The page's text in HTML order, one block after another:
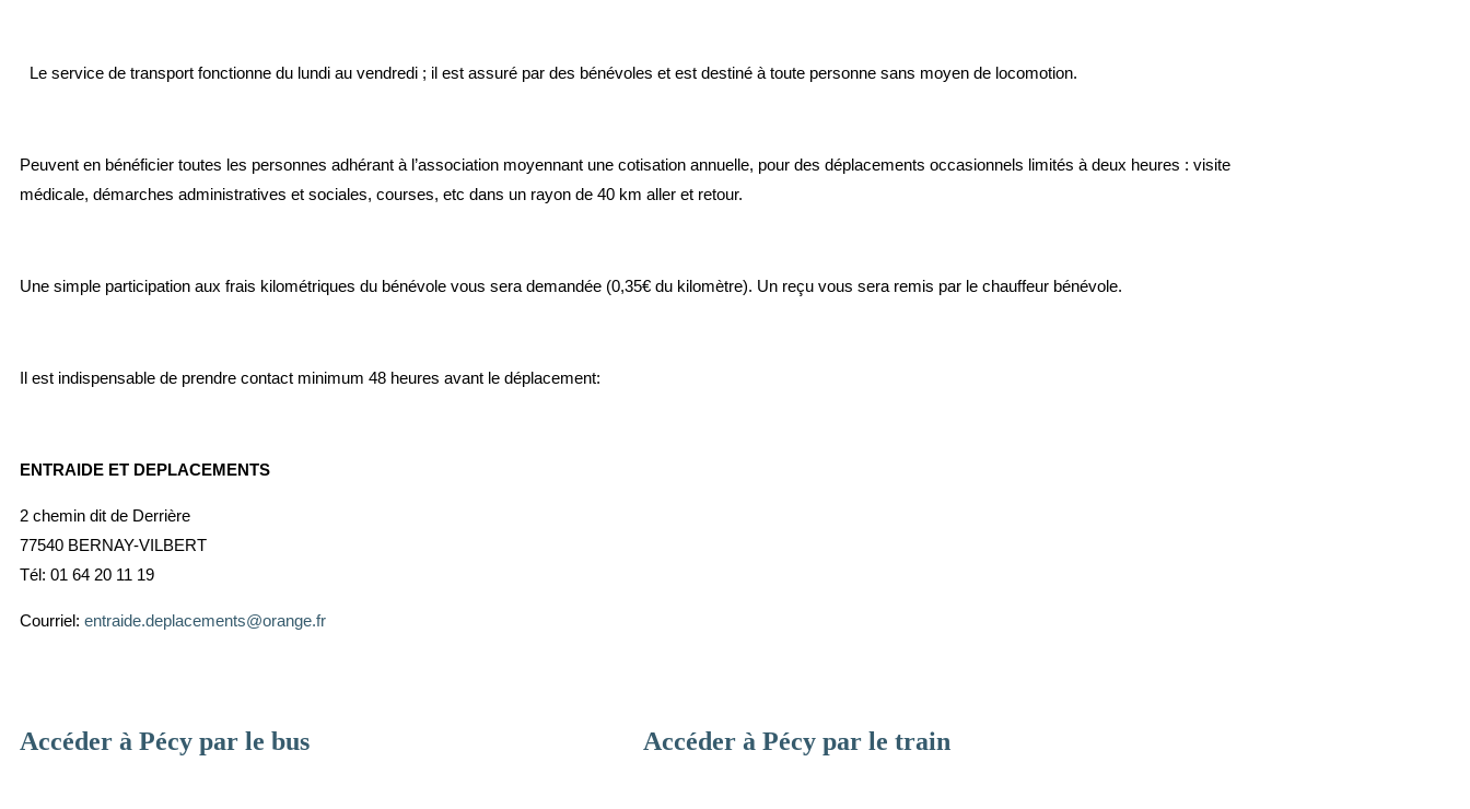
Le service de transport fonctionne du lundi au vendredi ; il est assuré par des bénévoles et est destiné à toute personne sans moyen de locomotion.
Peuvent en bénéficier toutes les personnes adhérant à l’association moyennant une cotisation annuelle, pour des déplacements occasionnels limités à deux heures : visite
médicale, démarches administratives et sociales, courses, etc dans un rayon de 40 km aller et retour.
Une simple participation aux frais kilométriques du bénévole vous sera demandée (0,35€ du kilomètre). Un reçu vous sera remis par le chauffeur bénévole.
Il est indispensable de prendre contact minimum 48 heures avant le déplacement:
ENTRAIDE ET DEPLACEMENTS
2 chemin dit de Derrière
77540 BERNAY-VILBERT
Tél: 01 64 20 11 19
Courriel: entraide.deplacements@orange.fr
Accéder à Pécy par le bus Accéder à Pécy par le train